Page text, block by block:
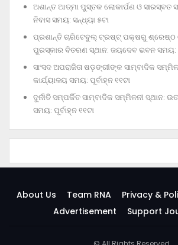
ଅଶାନ୍ତ ଆତ୍ମା ପୁସ୍ତକ ଲୋକାର୍ପଣ ଓ ସାରସ୍ବତ
ନିବାସ ସମୟ: ସନ୍ଧ୍ୟା ୫ଟା
ପ୍ରଶାନ୍ତି ଚାରିଟେବୁଲ୍‌ ଟ୍ରଷ୍ଟ୍‌ ପକ୍ଷରୁ ଶ୍ରେଷ୍ଠ
ପୁରସ୍କାର ବିତରଣ ସ୍ଥାନ: ଜୟଦେବ ଭବନ ସମୟ:
ସାଂସଦ ଅପରାଜିତା ଷଡ଼ଙ୍ଗୀଙ୍କ ସାମ୍ବାଦିକ
କାର୍ଯ୍ୟାଳୟ ସମୟ: ପୂର୍ବାହ୍ନ ୧୧ଟା
ଦୁର୍ନୀତି ସମ୍ପର୍କିତ ସାମ୍ବାଦିକ ସମ୍ମିଳନୀ ସ୍ଥାନ:
ସମୟ: ପୂର୍ବାହ୍ନ ୧୧ଟା
About Us Team RNA Privacy &
Advertisement
Support